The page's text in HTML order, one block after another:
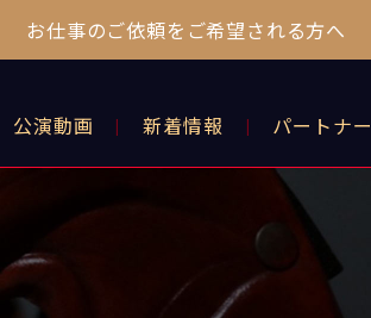
公演動画 新着情報 パートナー
お仕事のご依頼をご希望される方へ